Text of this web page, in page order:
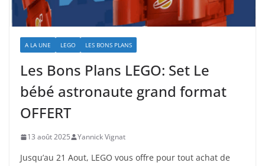
A LA UNE LEGO LES BONS PLANS
Les Bons Plans LEGO: Set Le
bébé astronaute grand format
OFFERT
13 août 2025 Yannick Vignat
Jusqu’au 21 Aout, LEGO vous offre pour tout achat de